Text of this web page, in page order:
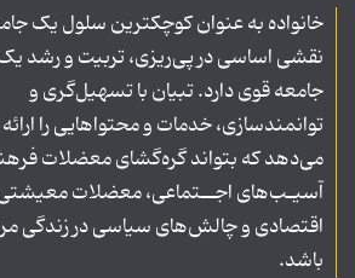
خانواده به عنوان کوچکترین سلول یک
نقشی اساسی در پی‌ریزی، تربیت و رشد
جامعه قوی دارد. تبیان با تسهیل‌گری و
توانمندسازی، خدمات و محتواهایی را ارائه
می‌دهد که بتواند گره‌گشای معضلات
آسیـب‌های اجــتماعی، معضلات
اقتصادی و چالش‌های سیاسی در زندگی
باشد.